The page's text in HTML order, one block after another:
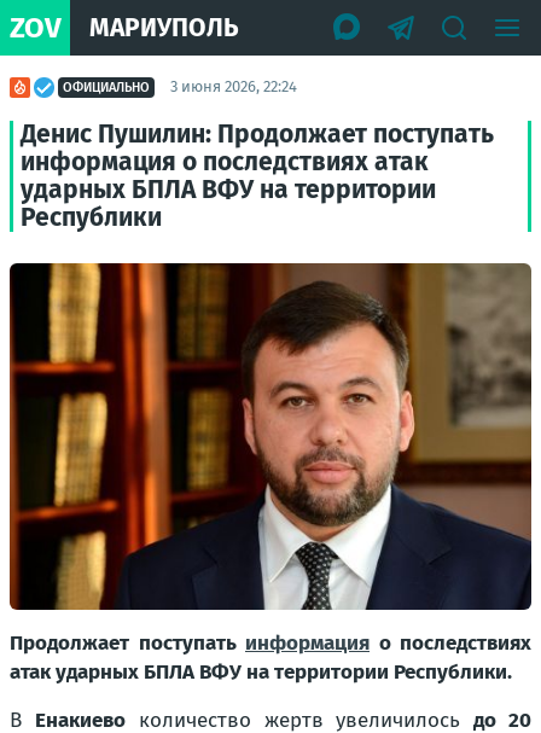
ZOV МАРИУПОЛЬ
ОФИЦИАЛЬНО 3 июня 2026, 22:24
Денис Пушилин: Продолжает поступать
информация о последствиях атак
ударных БПЛА ВФУ на территории
Республики
Продолжает поступать информация о последствиях
атак ударных БПЛА ВФУ на территории Республики.
В Енакиевоколичество жертв увеличилосьдо 20